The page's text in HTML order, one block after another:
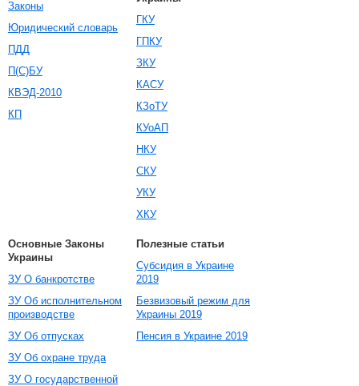
Законы
Юридический словарь
ПДД
П(С)БУ
КВЭД-2010
КП
ГКУ
ГПКУ
ЗКУ
КАСУ
КЗоТУ
КУоАП
НКУ
СКУ
УКУ
ХКУ
Основные Законы
Украины
ЗУ О банкротстве
ЗУ Об исполнительном
производстве
ЗУ Об отпусках
ЗУ Об охране труда
ЗУ О государственной
Полезные статьи
Субсидия в Украине
2019
Безвизовый режим для
Украины 2019
Пенсия в Украине 2019